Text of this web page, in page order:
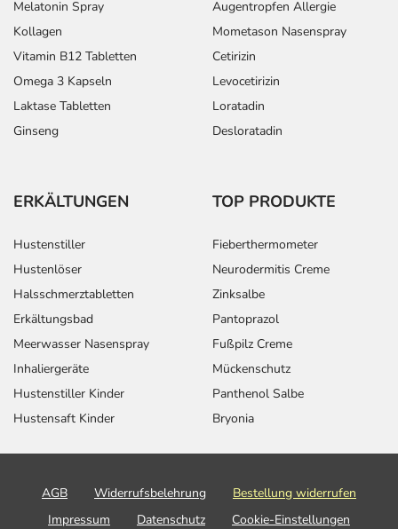
Melatonin Spray
Kollagen
Vitamin B12 Tabletten
Omega 3 Kapseln
Laktase Tabletten
Ginseng
Augentropfen Allergie
Mometason Nasenspray
Cetirizin
Levocetirizin
Loratadin
Desloratadin
ERKÄLTUNGEN
Hustenstiller
Hustenlöser
Halsschmerztabletten
Erkältungsbad
Meerwasser Nasenspray
Inhaliergeräte
Hustenstiller Kinder
Hustensaft Kinder
TOP PRODUKTE
Fieberthermometer
Neurodermitis Creme
Zinksalbe
Pantoprazol
Fußpilz Creme
Mückenschutz
Panthenol Salbe
Bryonia
AGB Widerrufsbelehrung
Bestellung widerrufen
Impressum
Datenschutz
Cookie-Einstellungen